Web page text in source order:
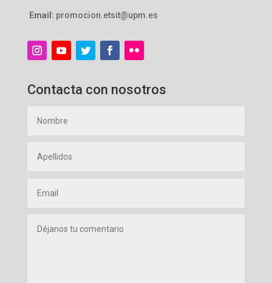
Email: promocion.etsit@upm.es
Contacta con nosotros